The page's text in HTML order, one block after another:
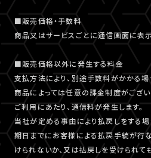
■販売価格・手数料
商品又はサービスごとに通信画面に表示
■販売価格以外に発生する料金
支払方法により、別途手数料がかかる場
商品によっては任意の課金制度がござい
ご利用にあたり、通信料が発生します。
当社が定める事由により払戻しをする
期日までにお客様による払戻手続が行
けられないか、又は払戻しを受けられ